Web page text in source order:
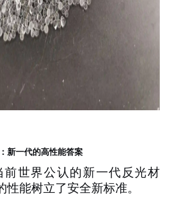
新一代的高性能答案
前世界公认的新一代反光材
性能树立了安全新标准。